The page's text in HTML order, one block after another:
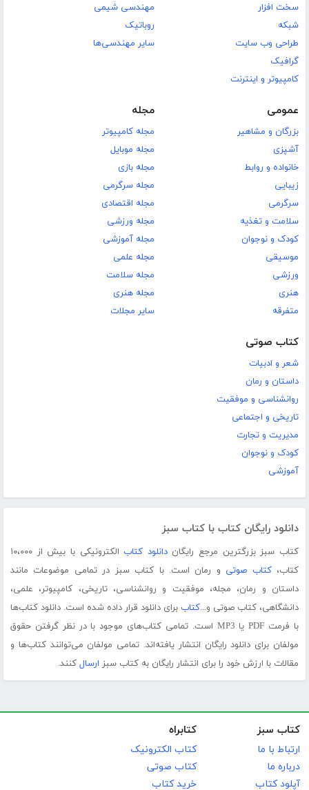
سخت افزار
شبکه
طراحی وب سایت
گرافیک
کامپیوتر و اینترنت
مهندسی شیمی
روباتیک
سایر مهندسی‌ها
عمومی
بزرگان و مشاهیر
آشپزی
خانواده و روابط
زیبایی
سرگرمی
سلامت و تغذیه
کودک و نوجوان
موسیقی
ورزشی
هنری
متفرقه
مجله
مجله کامپیوتر
مجله موبایل
مجله بازی
مجله سرگرمی
مجله اقتصادی
مجله ورزشی
مجله آموزشی
مجله علمی
مجله سلامت
مجله هنری
سایر مجلات
کتاب صوتی
شعر و ادبیات
داستان و رمان
روانشناسی و موفقیت
تاریخی و اجتماعی
مدیریت و تجارت
کودک و نوجوان
آموزشی
دانلود رایگان کتاب با کتاب سبز
کتاب سبز بزرگترین مرجع رایگاندانلود کتاب
الکترونیکی با بیش از ۱۰،۰۰۰
کتاب،کتاب صوتی و رمان است. با کتاب سبز در تمامی موضوعات مانند
داستان و رمان، مجله، موفقیت و روانشناسی، تاریخی، کامپیوتر، علمی،
دانشگاهی، کتاب صوتی و...کتاب برای دانلود قرار داده شده است. دانلود کتاب‌ها
با فرمت PDF یا MP3 است. تمامی کتاب‌های موجود با در نظر گرفتن حقوق
مولفان برای دانلود رایگان انتشار یافته‌اند. تمامی مولفان می‌توانند کتاب‌ها و
مقالات با ارزش خود را برای انتشار رایگان به کتاب سبز ارسال کنند.
کتاب سبز
ارتباط با ما
درباره ما
آپلود کتاب
کتابراه
کتاب الکترونیک
کتاب صوتی
خرید کتاب